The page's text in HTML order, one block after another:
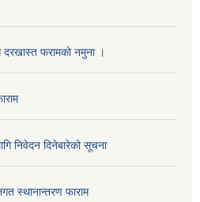
दरखास्त फरामको नमुना ।
निवेदन दिनेबारेको सूचना
स्थानान्तरण फाराम